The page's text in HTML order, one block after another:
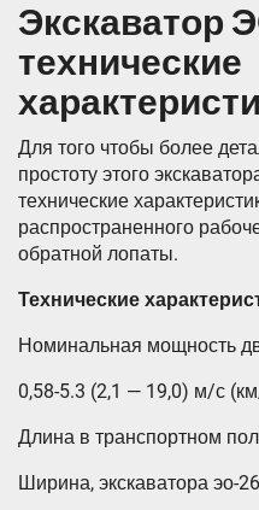
Экскаватор
технические
Для того чтобы более
простоту этого
технические
распространенного
обратной лопаты.
Технические
Номинальная мощность
0,58-5.3 (2,1 — 19,0) м/с
Длина в транспортном
Ширина, экскаватора эо-